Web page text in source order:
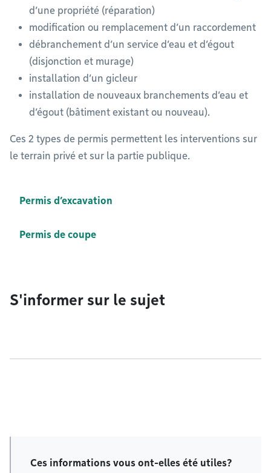
d’une propriété (réparation)
modification ou remplacement d’un raccordement
débranchement d’un service d’eau et d’égout
(disjonction et murage)
installation d’un gicleur
installation de nouveaux branchements d’eau et
d’égout (bâtiment existant ou nouveau).
Ces 2 types de permis permettent les interventions sur
le terrain privé et sur la partie publique.
Permis d’excavation
Permis de coupe
S'informer sur le sujet
Ces informations vous ont-elles été utiles?